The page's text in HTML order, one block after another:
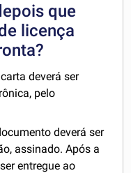
que
licença
deverá ser
pelo
deverá ser
assinado. Após a
entregue ao